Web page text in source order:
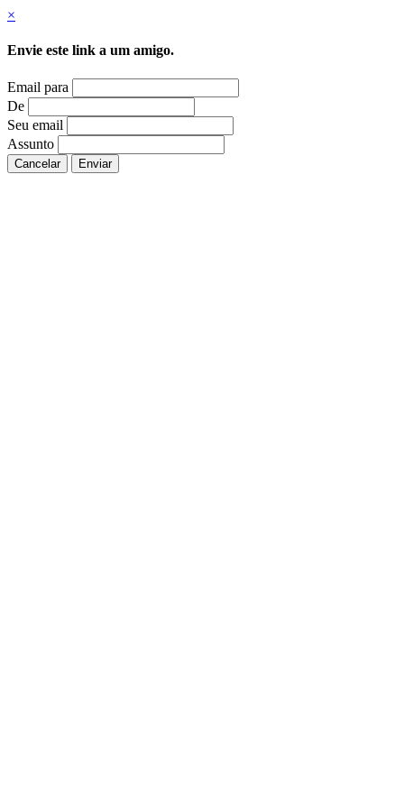
×
Envie este link a um amigo.
Email para
De
Seu email
Assunto
Cancelar Enviar